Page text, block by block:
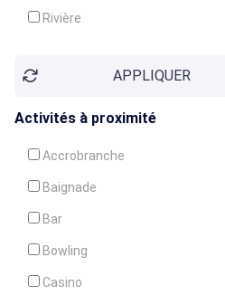
Rivière
APPLIQUER
Activités à proximité
Accrobranche
Baignade
Bar
Bowling
Casino